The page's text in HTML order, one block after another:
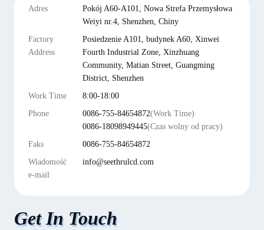
Adres
Pokój A60-A101, Nowa Strefa Przemysłowa
Weiyi nr.4, Shenzhen, Chiny
Factory
Address
Posiedzenie A101, budynek A60, Xinwei
Fourth Industrial Zone, Xinzhuang
Community, Matian Street, Guangming
District, Shenzhen
Work Time
8:00-18:00
Phone
0086-755-84654872(Work Time)
0086-18098949445(Czas wolny od pracy)
Faks
0086-755-84654872
Wiadomość
e-mail
info@seethrulcd.com
Get In Touch